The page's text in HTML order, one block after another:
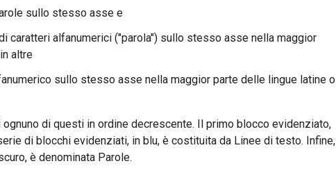
sullo stesso asse e
caratteri alfanumerici ("parola") sullo stesso asse nella maggior
altre
sullo stesso asse nella maggior parte delle lingue latine o
di questi in ordine decrescente. Il primo blocco evidenziato,
di blocchi evidenziati, in blu, è costituita da Linee di testo. Infine,
è denominata Parole.